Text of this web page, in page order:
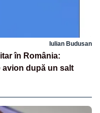
Iulian Budusan
în România:
avion după un salt